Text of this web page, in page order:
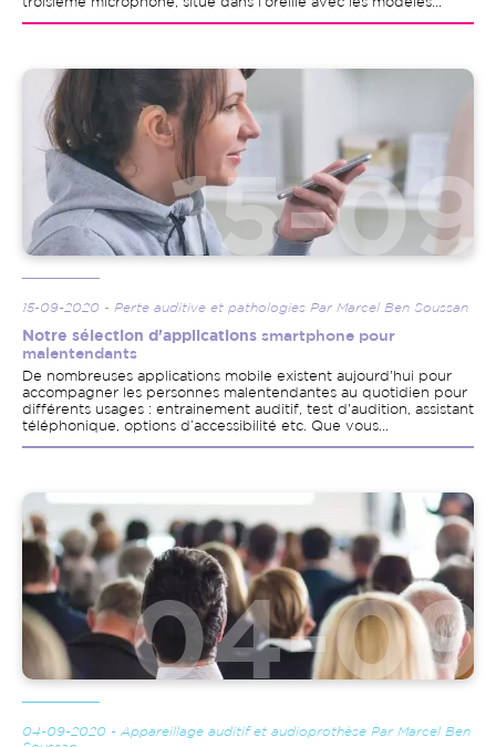
Image
15-09-2020 - Perte auditive et pathologies Par Marcel Ben Soussan
Notre sélection d'applications smartphone pour
malentendants
De nombreuses applications mobile existent aujourd'hui pour
accompagner les personnes malentendantes au quotidien pour
différents usages : entrainement auditif, test d'audition, assistant
téléphonique, options d’accessibilité etc. Que vous...
Image
04-09-2020 - Appareillage auditif et audioprothèse Par Marcel Ben